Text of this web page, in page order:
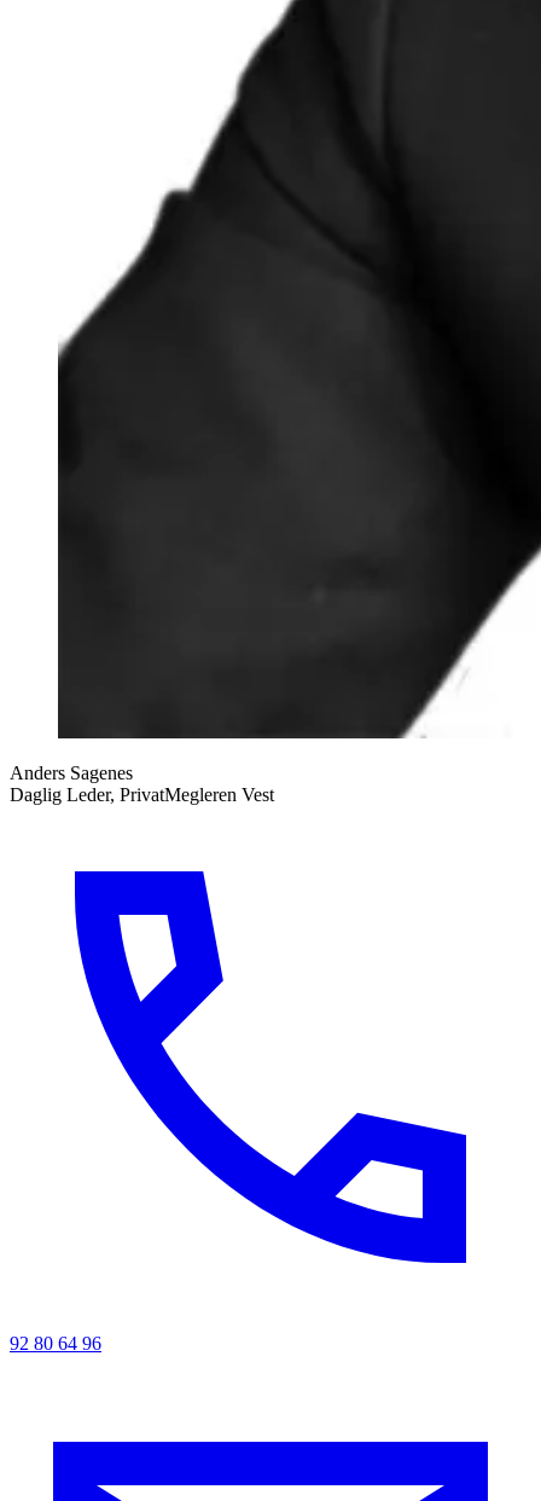
Anders Sagenes
Daglig Leder, PrivatMegleren Vest
92 80 64 96